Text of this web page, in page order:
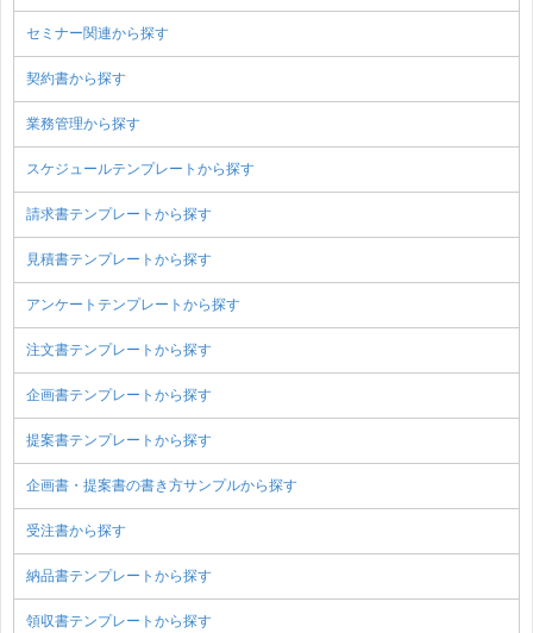
セミナー関連から探す
契約書から探す
業務管理から探す
スケジュールテンプレートから探す
請求書テンプレートから探す
見積書テンプレートから探す
アンケートテンプレートから探す
注文書テンプレートから探す
企画書テンプレートから探す
提案書テンプレートから探す
企画書・提案書の書き方サンプルから探す
受注書から探す
納品書テンプレートから探す
領収書テンプレートから探す